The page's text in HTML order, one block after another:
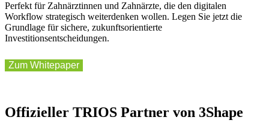
Perfekt für Zahnärztinnen und Zahnärzte, die den digitalen
Workflow strategisch weiterdenken wollen. Legen Sie jetzt die
Grundlage für sichere, zukunftsorientierte
Investitionsentscheidungen.
Zum Whitepaper
Offizieller TRIOS Partner von 3Shape